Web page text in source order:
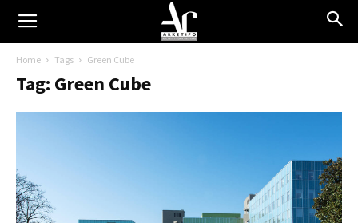
Home Tags Green Cube
Tag: Green Cube